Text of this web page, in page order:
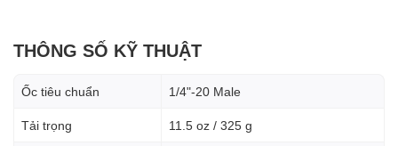
THÔNG SỐ KỸ THUẬT
Ốc tiêu chuẩn 1/4"-20 Male
Tải trọng 11.5 oz / 325 g